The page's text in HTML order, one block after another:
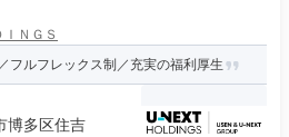
ＮＧＳ
フルフレックス制／充実の福利厚生
博多区住吉